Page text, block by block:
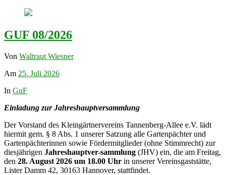
GUF 08/2026
Von Waltraut Wiesner
Am 25. Juli 2026
In GuF
Einladung zur Jahreshauptversammlung
Der Vorstand des Kleingärtnervereins Tannenberg-Allee e.V. lädt
hiermit gem. § 8 Abs. 1 unserer Satzung alle Gartenpächter und
Gartenpächterinnen sowie Fördermitglieder (ohne Stimmrecht) zur
diesjährigen Jahreshauptver-sammlung (JHV) ein, die am Freitag,
den 28. August 2026 um 18.00 Uhr in unserer Vereinsgaststätte,
Lister Damm 42, 30163 Hannover, stattfindet.